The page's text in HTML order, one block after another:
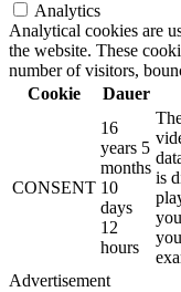
Analytics
Analytical cookies are
the website. These
number of visitors,
Cookie
Dauer
CONSENT
16
years 5
months
10
days
12
hours
is
Advertisement